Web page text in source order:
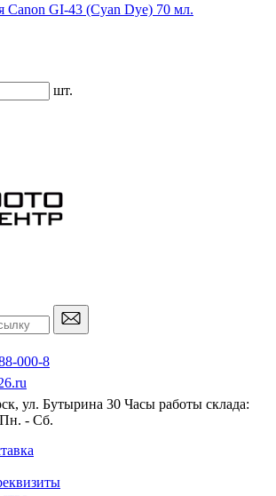
Canon GI-43 (Cyan Dye) 70 мл.
шт.
000-8
ул. Бутырина 30 Часы работы склада:
Пн. - Сб.